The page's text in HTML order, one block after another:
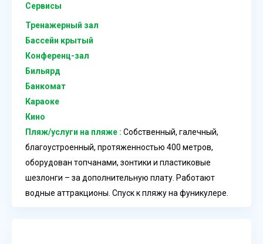
Сервисы
Тренажерный зал
Бассейн крытый
Конференц-зал
Бильярд
Банкомат
Караоке
Кино
Пляж/услуги на пляже : Собственный, галечный,
благоустроенный, протяженностью 400 метров,
оборудован топчанами, зонтики и пластиковые
шезлонги – за дополнительную плату. Работают
водные аттракционы. Спуск к пляжу на фуникулере.